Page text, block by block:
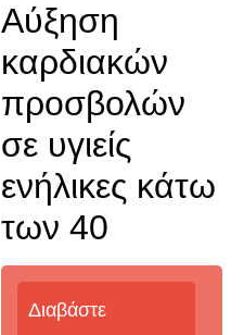
Αύξηση
καρδιακών
προσβολών
σε υγιείς
ενήλικες κάτω
των 40
Διαβάστε